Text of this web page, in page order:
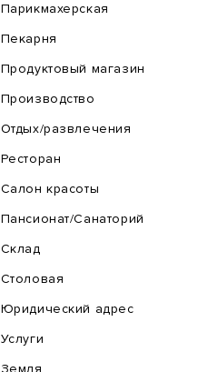
Парикмахерская
Пекарня
Продуктовый магазин
Производство
Отдых/развлечения
Ресторан
Салон красоты
Пансионат/Санаторий
Склад
Столовая
Юридический адрес
Услуги
Земля